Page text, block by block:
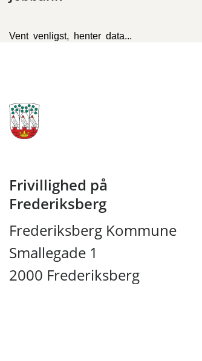
Vent venligst, henter data...
Frivillighed på
Frederiksberg
Frederiksberg Kommune
Smallegade 1
2000 Frederiksberg